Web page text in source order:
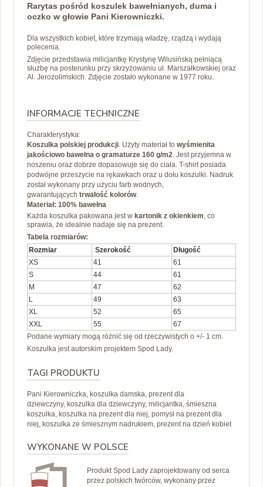
Rarytas pośród koszulek bawełnianych, duma i
oczko w głowie Pani Kierowniczki.
Dla wszystkich kobiet, które trzymają władzę, rządzą i wydają
polecenia.
Zdjęcie przedstawia milicjantkę Krystynę Wilusińską pełniącą
służbę na posterunku przy skrzyżowaniu ul. Marszałkowskiej oraz
Al. Jerozolimskich. Zdjęcie zostało wykonane w 1977 roku.
INFORMACJE TECHNICZNE
Charakterystyka:
Koszulka polskiej produkcji. Użyty materiał to wyśmienita
jakościowo bawełna o gramaturze 160 g/m2. Jest przyjemna w
noszeniu oraz dobrze dopasowuje się do ciała. T-shirt posiada
podwójne przeszycie na rękawkach oraz u dołu koszulki. Nadruk
został wykonany przy użyciu farb wodnych,
gwarantujących trwałość kolorów.
Materiał: 100% bawełna
Każda koszulka pakowana jest w kartonik z okienkiem, co
sprawia, że idealnie nadaje się na prezent.
Tabela rozmiarów:
Rozmiar
Szerokość
Długość
XS
41
61
S
44
61
M
47
62
L
49
63
XL
52
65
XXL
55
67
Podane wymiary mogą różnić się od rzeczywistych o +/- 1 cm.
Koszulka jest autorskim projektem Spod Lady.
TAGI PRODUKTU
Pani Kierowniczka, koszulka damska, prezent dla
dziewczyny, koszulka dla dziewczyny, milicjantka, śmieszna
koszulka, koszulka na prezent dla niej, pomysł na prezent dla
niej, koszulka ze śmiesznym nadrukiem, prezent na dzień kobiet
WYKONANE W POLSCE
Produkt Spod Lady zaprojektowany od serca
przez polskich twórców, wykonany przez